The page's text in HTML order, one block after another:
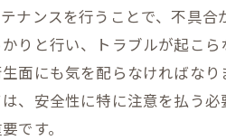
ナンスを行うことで、不具
りと行い、トラブルが起こ
面にも気を配らなければな
、安全性に特に注意を払う
です。